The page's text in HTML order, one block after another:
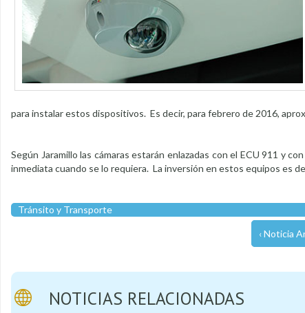
para instalar estos dispositivos. Es decir, para febrero de 2016,
Según Jaramillo las cámaras estarán enlazadas con el ECU 911 y
inmediata cuando se lo requiera. La inversión en estos equipos es
Tránsito y Transporte
‹ Noticia
NOTICIAS RELACIONADAS